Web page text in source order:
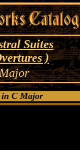
Suites
)
in C Major